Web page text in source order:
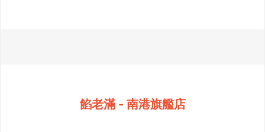
餡老滿 - 南港旗艦店